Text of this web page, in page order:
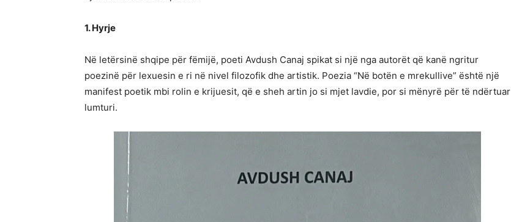
1. Hyrje
Në letërsinë shqipe për fëmijë, poeti Avdush Canaj spikat si një nga autorët që kanë ngritur
poezinë për lexuesin e ri në nivel filozofik dhe artistik. Poezia “Në botën e mrekullive” është një
manifest poetik mbi rolin e krijuesit, që e sheh artin jo si mjet lavdie, por si mënyrë për të ndërtuar
lumturi.